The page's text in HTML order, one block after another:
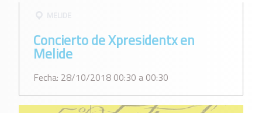
Concierto de Xpresidentx en
Melide
Fecha: 28/10/2018 00:30 a 00:30